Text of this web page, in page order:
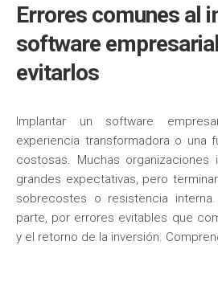
Errores comunes al
software
evitarlos
Implantar un software
experiencia transformadora o una
costosas. Muchas
grandes expectativas, pero
sobrecostes o resistencia
parte, por errores evitables que
y el retorno de la inversión.